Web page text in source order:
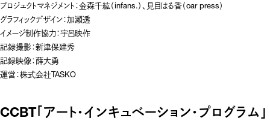
プロジェクトマネジメント：金森千紘（infans.）、見目はる香（oar press）
グラフィックデザイン：加瀬透
イメージ制作協力：宇呂映作
記録撮影：新津保建秀
記録映像：薛大勇
運営：株式会社TASKO
CCBT「アート・インキュベーション・プログラム」